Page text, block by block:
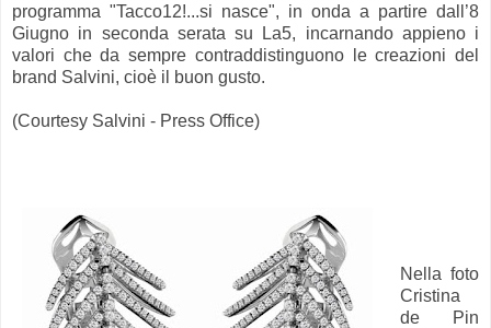
programma "Tacco12!...si nasce", in onda a partire dall’8
Giugno in seconda serata su La5, incarnando appieno i
valori che da sempre contraddistinguono le creazioni del
brand Salvini, cioè il buon gusto.
(Courtesy Salvini - Press Office)
Nella foto
Cristina
de Pin